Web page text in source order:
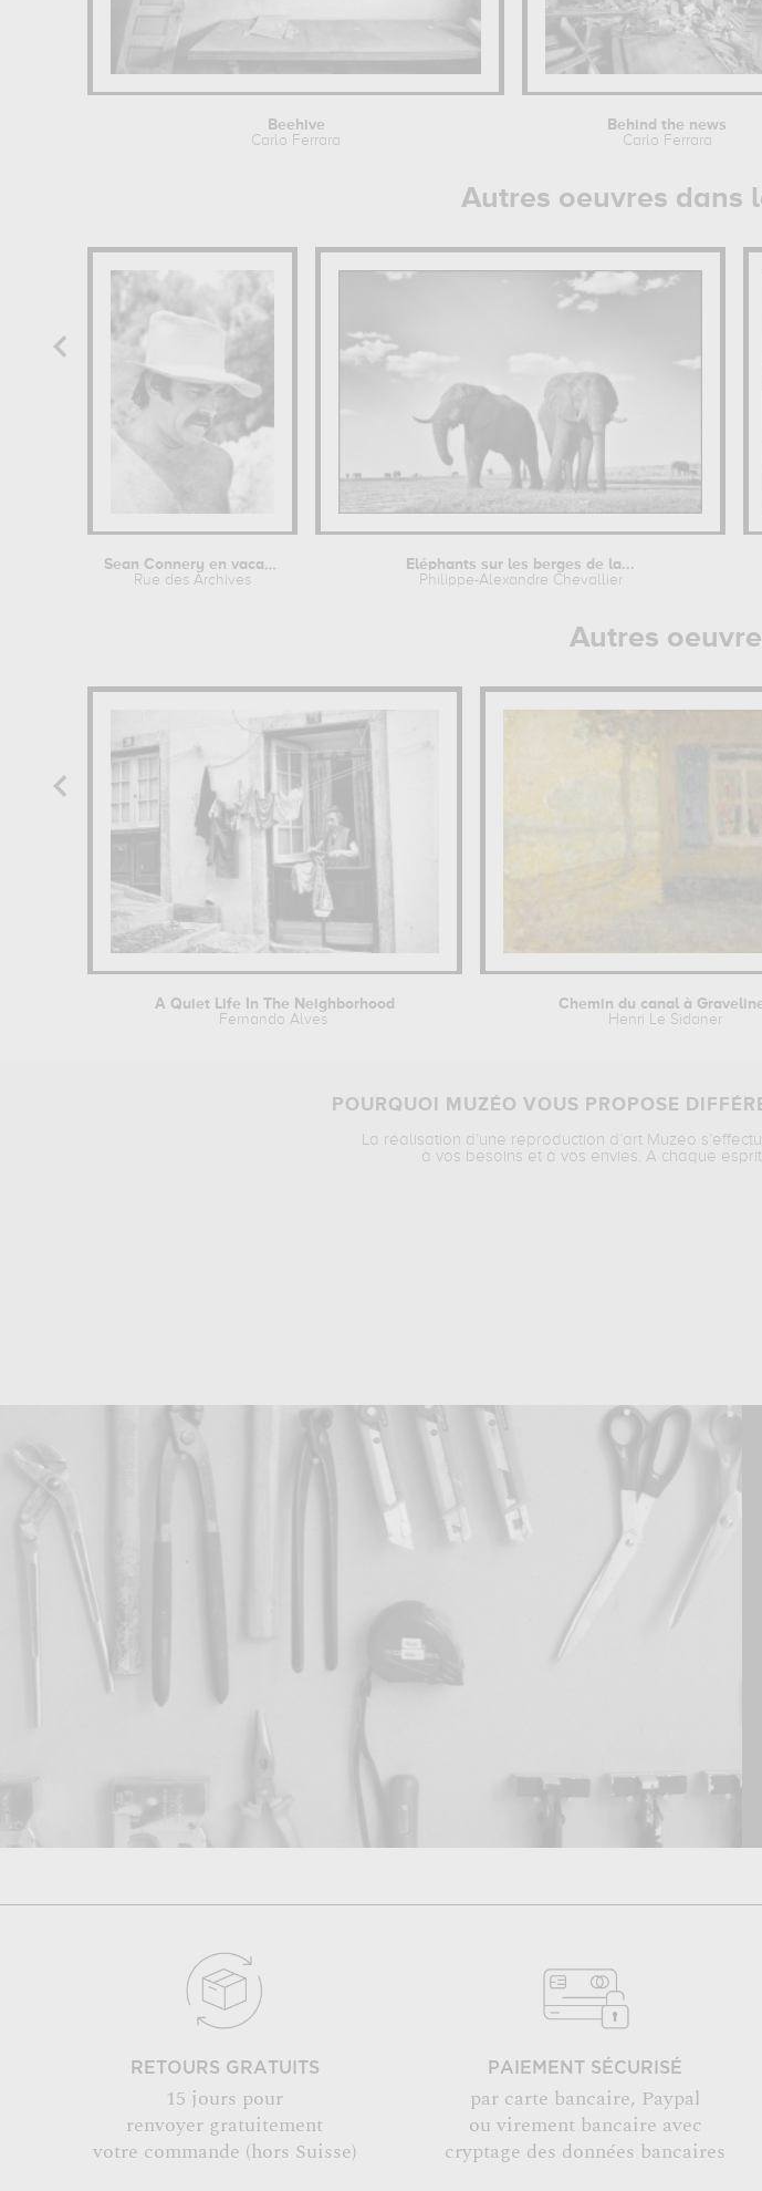
Beehive
Carlo Ferrara
Behind the news
Carlo Ferrara
Autres oeuvres dans
Sean Connery en vacances
Rue des Archives
Eléphants sur les berges de la...
Philippe-Alexandre Chevallier
Autres
A Quiet Life In The Neighborhood
Fernando Alves
Chemin du canal à
Henri Le Sidaner
POURQUOI MUZÉO VOUS PROPOSE
La réalisation d’une reproduction d’art Muzéo
à vos besoins et à vos envies. A chaque
RETOURS GRATUITS
15 jours pour
renvoyer gratuitement
votre commande (hors Suisse)
PAIEMENT SÉCURISÉ
par carte bancaire, Paypal
ou virement bancaire avec
cryptage des données bancaires